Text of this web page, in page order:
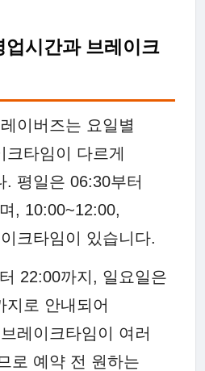
업시간과 브레이크
이버즈는 요일별
타임이 다르게
. 평일은 06:30부터
, 10:00~12:00,
크타임이 있습니다.
22:00까지, 일요일은
지로 안내되어
레이크타임이 여러
로 예약 전 원하는